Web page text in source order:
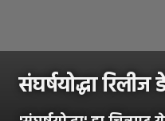
संघर्षयोद्धा रिलीज